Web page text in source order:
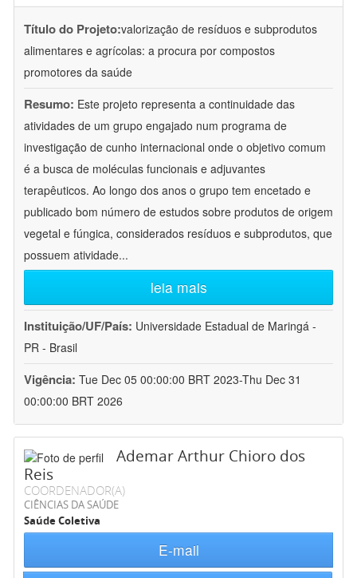
Título do Projeto:valorização de resíduos e subprodutos
alimentares e agrícolas: a procura por compostos
promotores da saúde
Resumo: Este projeto representa a continuidade das
atividades de um grupo engajado num programa de
investigação de cunho internacional onde o objetivo comum
é a busca de moléculas funcionais e adjuvantes
terapêuticos. Ao longo dos anos o grupo tem encetado e
publicado bom número de estudos sobre produtos de origem
vegetal e fúngica, considerados resíduos e subprodutos, que
possuem atividade...
leia mais
Instituição/UF/País: Universidade Estadual de Maringá -
PR - Brasil
Vigência: Tue Dec 05 00:00:00 BRT 2023-Thu Dec 31
00:00:00 BRT 2026
Ademar Arthur Chioro dos
Reis
COORDENADOR(A)
CIÊNCIAS DA SAÚDE
Saúde Coletiva
E-mail